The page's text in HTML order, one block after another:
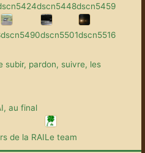
dscn5448dscn5459
dscn5490dscn5501dscn5516
subir, pardon, suivre, les
au final
de la RAILe team